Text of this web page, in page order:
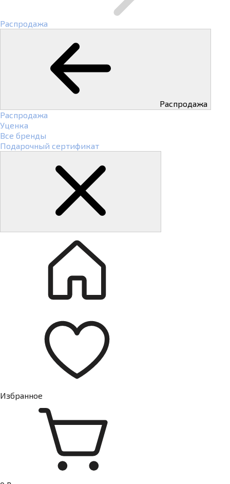
Распродажа
Распродажа
Распродажа
Уценка
Все бренды
Подарочный сертификат
Избранное